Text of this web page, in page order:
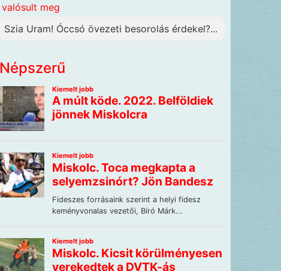
valósult meg
Szia Uram! Óccsó övezeti besorolás érdekel?...
Népszerű